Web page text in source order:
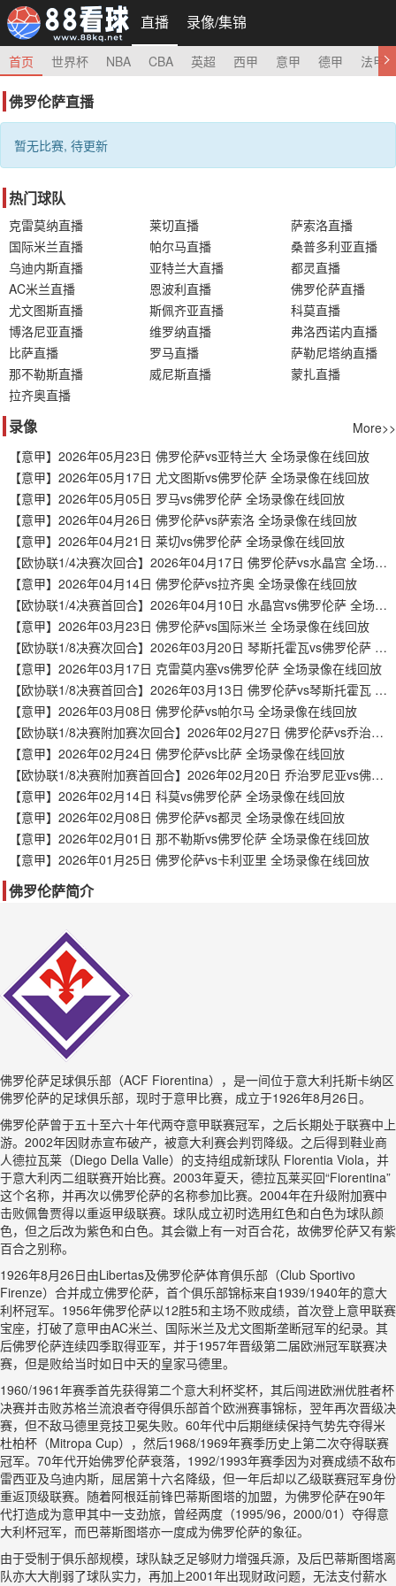
直播 录像/集锦
首页 世界杯 NBA CBA 英超 西甲 意甲 德甲 法甲
佛罗伦萨直播
暂无比赛, 待更新
热门球队
克雷莫纳直播 莱切直播
萨索洛直播
国际米兰直播
帕尔马直播
桑普多利亚直播
乌迪内斯直播
亚特兰大直播
都灵直播
AC米兰直播
恩波利直播
佛罗伦萨直播
尤文图斯直播
斯佩齐亚直播
科莫直播
博洛尼亚直播
维罗纳直播
弗洛西诺内直播
比萨直播
罗马直播
萨勒尼塔纳直播
那不勒斯直播
威尼斯直播
蒙扎直播
拉齐奥直播
录像
More>>
【意甲】2026年05月23日 佛罗伦萨vs亚特兰大 全场录像在线回放
【意甲】2026年05月17日 尤文图斯vs佛罗伦萨 全场录像在线回放
【意甲】2026年05月05日 罗马vs佛罗伦萨 全场录像在线回放
【意甲】2026年04月26日 佛罗伦萨vs萨索洛 全场录像在线回放
【意甲】2026年04月21日 莱切vs佛罗伦萨 全场录像在线回放
【欧协联1/4决赛次回合】2026年04月17日 佛罗伦萨vs水晶宫 全场录像在线回放
【意甲】2026年04月14日 佛罗伦萨vs拉齐奥 全场录像在线回放
【欧协联1/4决赛首回合】2026年04月10日 水晶宫vs佛罗伦萨 全场录像在线回放
【意甲】2026年03月23日 佛罗伦萨vs国际米兰 全场录像在线回放
【欧协联1/8决赛次回合】2026年03月20日 琴斯托霍瓦vs佛罗伦萨 全场录像在线回放
【意甲】2026年03月17日 克雷莫内塞vs佛罗伦萨 全场录像在线回放
【欧协联1/8决赛首回合】2026年03月13日 佛罗伦萨vs琴斯托霍瓦 全场录像在线回放
【意甲】2026年03月08日 佛罗伦萨vs帕尔马 全场录像在线回放
【欧协联1/8决赛附加赛次回合】2026年02月27日 佛罗伦萨vs乔治罗尼亚 全场录像在线回放
【意甲】2026年02月24日 佛罗伦萨vs比萨 全场录像在线回放
【欧协联1/8决赛附加赛首回合】2026年02月20日 乔治罗尼亚vs佛罗伦萨 全场录像在线回放
【意甲】2026年02月14日 科莫vs佛罗伦萨 全场录像在线回放
【意甲】2026年02月08日 佛罗伦萨vs都灵 全场录像在线回放
【意甲】2026年02月01日 那不勒斯vs佛罗伦萨 全场录像在线回放
【意甲】2026年01月25日 佛罗伦萨vs卡利亚里 全场录像在线回放
佛罗伦萨简介
佛罗伦萨足球俱乐部（ACF Fiorentina），是一间位于意大利托斯卡纳区
佛罗伦萨的足球俱乐部，现时于意甲比赛，成立于1926年8月26日。
佛罗伦萨曾于五十至六十年代两夺意甲联赛冠军，之后长期处于联赛中上
游。2002年因财赤宣布破产，被意大利赛会判罚降级。之后得到鞋业商
人德拉瓦莱（Diego Della Valle）的支持组成新球队 Florentia Viola，并
于意大利丙二组联赛开始比赛。2003年夏天，德拉瓦莱买回“Fiorentina”
这个名称，并再次以佛罗伦萨的名称参加比赛。2004年在升级附加赛中
击败佩鲁贾得以重返甲级联赛。球队成立初时选用红色和白色为球队颜
色，但之后改为紫色和白色。其会徽上有一对百合花，故佛罗伦萨又有紫
百合之别称。
1926年8月26日由Libertas及佛罗伦萨体育俱乐部（Club Sportivo
Firenze）合并成立佛罗伦萨，首个俱乐部锦标来自1939/1940年的意大
利杯冠军。1956年佛罗伦萨以12胜5和主场不败成绩，首次登上意甲联赛
宝座，打破了意甲由AC米兰、国际米兰及尤文图斯垄断冠军的纪录。其
后佛罗伦萨连续四季取得亚军，并于1957年晋级第二届欧洲冠军联赛决
赛，但是败给当时如日中天的皇家马德里。
1960/1961年赛季首先获得第二个意大利杯奖杯，其后闯进欧洲优胜者杯
决赛并击败苏格兰流浪者夺得俱乐部首个欧洲赛事锦标，翌年再次晋级决
赛，但不敌马德里竞技卫冕失败。60年代中后期继续保持气势先夺得米
杜柏杯（Mitropa Cup），然后1968/1969年赛季历史上第二次夺得联赛
冠军。70年代开始佛罗伦萨衰落，1992/1993年赛季因为对赛成绩不敌布
雷西亚及乌迪内斯，屈居第十六名降级，但一年后却以乙级联赛冠军身份
重返顶级联赛。随着阿根廷前锋巴蒂斯图塔的加盟，为佛罗伦萨在90年
代打造成为意甲其中一支劲旅，曾经两度（1995/96，2000/01）夺得意
大利杯冠军，而巴蒂斯图塔亦一度成为佛罗伦萨的象征。
由于受制于俱乐部规模，球队缺乏足够财力增强兵源，及后巴蒂斯图塔离
队亦大大削弱了球队实力，再加上2001年出现财政问题，无法支付薪水